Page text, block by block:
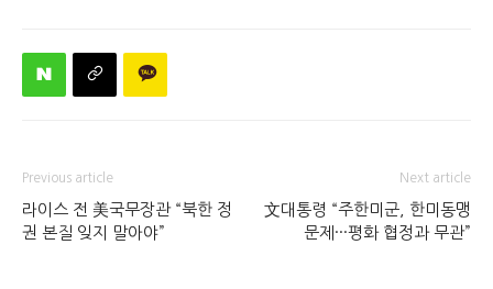
Previous article
라이스 전 美국무장관 “북한 정
권 본질 잊지 말아야”
Next article
文대통령 “주한미군, 한미동맹
문제···평화 협정과 무관”